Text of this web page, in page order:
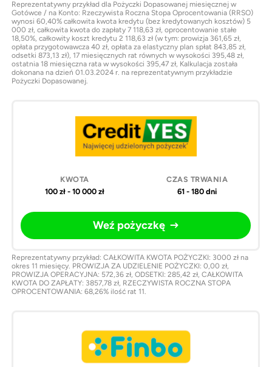
Reprezentatywny przykład dla Pożyczki Dopasowanej miesięcznej w
Gotówce / na Konto: Rzeczywista Roczna Stopa Oprocentowania (RRSO)
wynosi 60,40% całkowita kwota kredytu (bez kredytowanych kosztów) 5
000 zł, całkowita kwota do zapłaty 7 118,63 zł, oprocentowanie stałe
18,50%, całkowity koszt kredytu 2 118,63 zł (w tym: prowizja 361,65 zł,
opłata przygotowawcza 40 zł, opłata za elastyczny plan spłat 843,85 zł,
odsetki 873,13 zł), 17 miesięcznych rat równych w wysokości 395,48 zł,
ostatnia 18 miesięczna rata w wysokości 395,47 zł, Kalkulacja została
dokonana na dzień 01.03.2024 r. na reprezentatywnym przykładzie
Pożyczki Dopasowanej.
100 zł - 10 000 zł 61 - 180 dni
Weź pożyczkę
Reprezentatywny przykład: CAŁKOWITA KWOTA POŻYCZKI: 3000 zł na
okres 11 miesięcy. PROWIZJA ZA UDZIELENIE POŻYCZKI: 0,00 zł,
PROWIZJA OPERACYJNA: 572,36 zł, ODSETKI: 285,42 zł, CAŁKOWITA
KWOTA DO ZAPŁATY: 3857,78 zł, RZECZYWISTA ROCZNA STOPA
OPROCENTOWANIA: 68,26% ilość rat 11.